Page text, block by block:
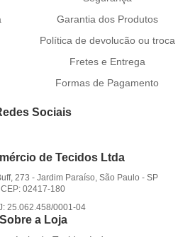
Garantia dos Produtos
Política de devolucão ou troca
Fretes e Entrega
Formas de Pagamento
Sociais
de Tecidos Ltda
273 - Jardim Paraíso, São Paulo - SP
CEP: 02417-180
25.062.458/0001-04
Sobre a Loja